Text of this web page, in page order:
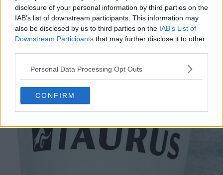
disclosure of your personal information by third parties on the
IAB’s list of downstream participants. This information may
also be disclosed by us to third parties on the IAB’s List of
Downstream Participants that may further disclose it to other
Personal Data Processing Opt Outs
CONFIRM